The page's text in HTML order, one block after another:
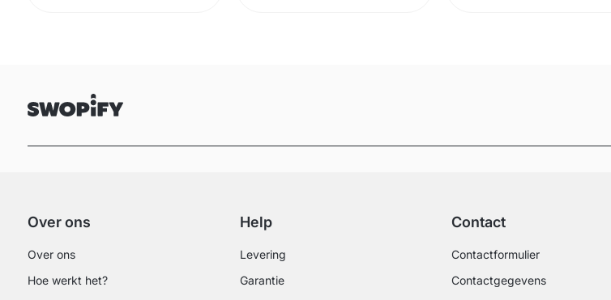
Over ons
Over ons
Hoe werkt het?
Help
Levering
Garantie
Contact
Contactformulier
Contactgegevens